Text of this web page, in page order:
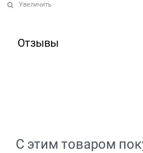
Увеличить
Отзывы
С этим товаром